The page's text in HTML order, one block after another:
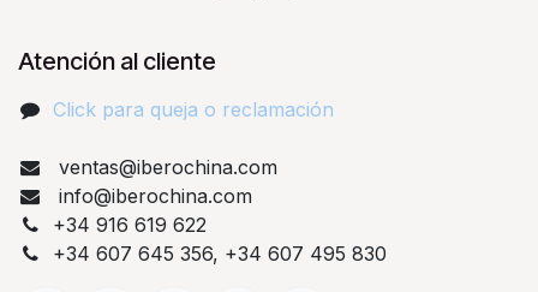
Atención al cliente
Click para queja o reclamación​
ventas@iberochina.com
info@iberochina.com
+34 916 619 622
+34 607 645 356, +34 607 495 830